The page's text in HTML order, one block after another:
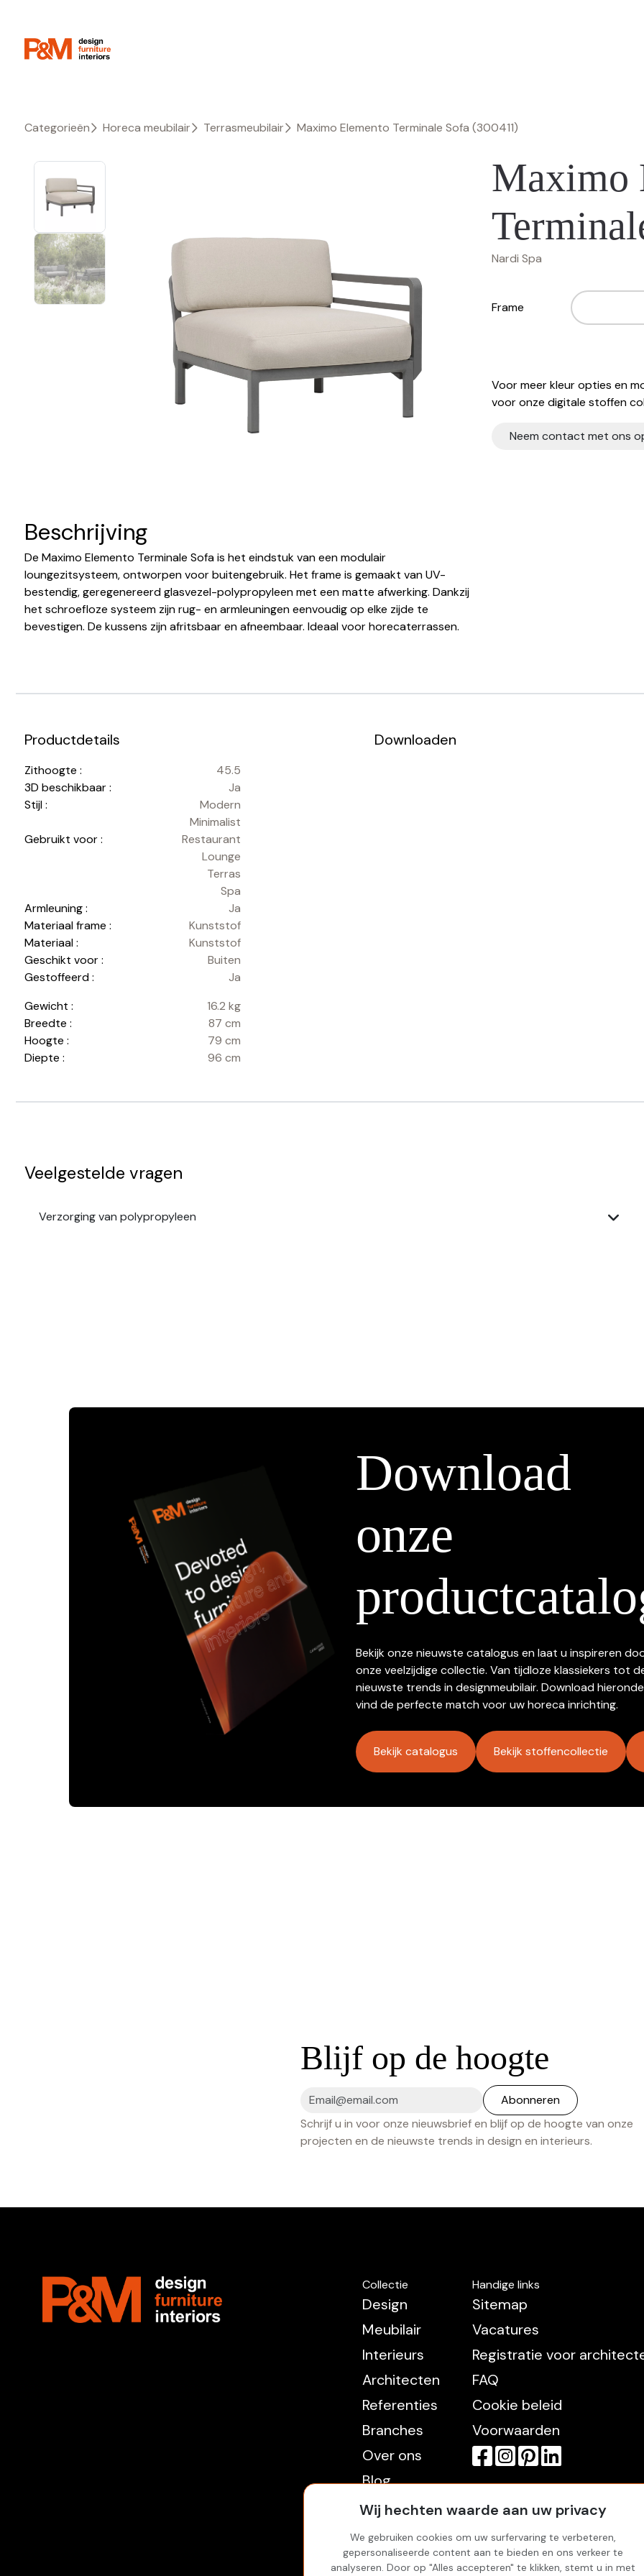
Categorieën Horeca meubilair Terrasmeubilair Maximo Elemento Terminale Sofa (300411)
Maximo
Nardi Spa
Frame
Voor meer kleur opties en
voor onze digitale stoffen
Neem contact met ons
Beschrijving
De Maximo Elemento Terminale Sofa is het eindstuk van een modulair
loungezitsysteem, ontworpen voor buitengebruik. Het frame is gemaakt van UV-
bestendig, geregenereerd glasvezel-polypropyleen met een matte afwerking. Dankzij
het schroefloze systeem zijn rug- en armleuningen eenvoudig op elke zijde te
bevestigen. De kussens zijn afritsbaar en afneembaar. Ideaal voor horecaterrassen.
Productdetails
Zithoogte :
45.5
3D beschikbaar :
Ja
Stijl :
Modern
Minimalist
Gebruikt voor :
Restaurant
Lounge
Terras
Spa
Armleuning :
Ja
Materiaal frame :
Kunststof
Materiaal :
Kunststof
Geschikt voor :
Buiten
Gestoffeerd :
Ja
Gewicht :
16.2 kg
Breedte :
87 cm
Hoogte :
79 cm
Diepte :
96 cm
Downloaden
Veelgestelde vragen
Verzorging van polypropyleen
Download
onze
Bekijk onze nieuwste catalogus en laat u inspireren
onze veelzijdige collectie. Van tijdloze klassiekers tot
nieuwste trends in designmeubilair. Download
vind de perfecte match voor uw horeca inrichting.
Bekijk catalogus Bekijk stoffencollectie
Blijf op de hoogte
Schrijf u in voor onze nieuwsbrief en blijf op de hoogte van onze
projecten en de nieuwste trends in design en interieurs.
Collectie
Design
Meubilair
Interieurs
Architecten
Referenties
Branches
Over ons
Blog
Contact
Handige links
Sitemap
Vacatures
Registratie voor
FAQ
Cookie beleid
Voorwaarden
Rekening
Wij hechten waarde aan uw privacy
We gebruiken cookies om uw surfervaring te verbeteren,
gepersonaliseerde content aan te bieden en ons verkeer te
analyseren. Door op "Alles accepteren" te klikken, stemt u in met